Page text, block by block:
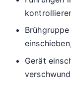
Gerät